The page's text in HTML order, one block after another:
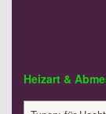
Heizart &